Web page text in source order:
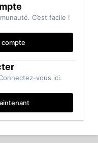
C’est facile !
vous ici.